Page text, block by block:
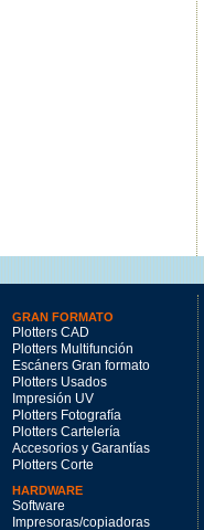
Vinilo Adhesivo Matte Estándar
GRAN FORMATO
Plotters CAD
Plotters Multifunción
Escáners Gran formato
Plotters Usados
Impresión UV
Plotters Fotografía
Plotters Cartelería
Accesorios y Garantías
Plotters Corte
HARDWARE
Software
Impresoras/copiadoras